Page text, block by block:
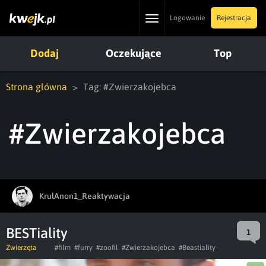
ToggleLogowanie Rejestracja
Dodaj Oczekujące Top
Strona główna Tag: #Zwierzakojebca
#Zwierzakojebca
KrulAnon1_Reaktywacja
BESTiality 1
Zwierzęta #film #furry #zoofil #Zwierzakojebca #Beastiality